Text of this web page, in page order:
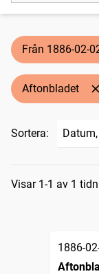
Från 1886-02-
Aftonbladet
Sortera:
Visar 1-1 av 1
1886-